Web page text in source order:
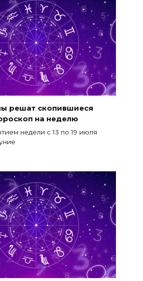
решат скопившиеся
на неделю
недели с 13 по 19 июля